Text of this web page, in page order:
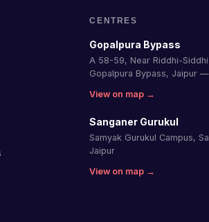
CENTRES
Gopalpura Bypass
A 58-59, Near Riddhi-
Gopalpura Bypass, Jaipur
View on map →
Sanganer Gurukul
Samyak Gurukul Campus,
Jaipur
View on map →